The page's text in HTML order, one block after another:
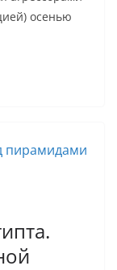
осенью